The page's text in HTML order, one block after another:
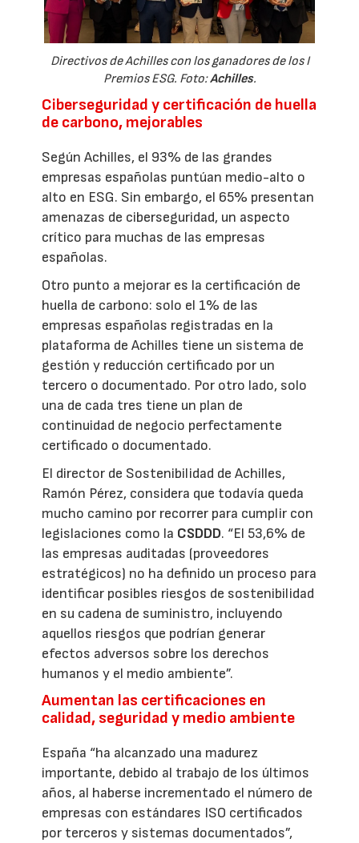
Directivos de Achilles con los ganadores de los I
Premios ESG. Foto:Achilles.
Ciberseguridad y certificación de huella
de carbono, mejorables
Según Achilles, el 93% de las grandes
empresas españolas puntúan medio-alto o
alto en ESG. Sin embargo, el 65% presentan
amenazas de ciberseguridad, un aspecto
crítico para muchas de las empresas
españolas.
Otro punto a mejorar es la certificación de
huella de carbono: solo el 1% de las
empresas españolas registradas en la
plataforma de Achilles tiene un sistema de
gestión y reducción certificado por un
tercero o documentado. Por otro lado, solo
una de cada tres tiene un plan de
continuidad de negocio perfectamente
certificado o documentado.
El director de Sostenibilidad de Achilles,
Ramón Pérez, considera que todavía queda
mucho camino por recorrer para cumplir con
legislaciones como la CSDDD. “El 53,6% de
las empresas auditadas (proveedores
estratégicos) no ha definido un proceso para
identificar posibles riesgos de sostenibilidad
en su cadena de suministro, incluyendo
aquellos riesgos que podrían generar
efectos adversos sobre los derechos
humanos y el medio ambiente”.
Aumentan las certificaciones en
calidad, seguridad y medio ambiente
España “ha alcanzado una madurez
importante, debido al trabajo de los últimos
años, al haberse incrementado el número de
empresas con estándares ISO certificados
por terceros y sistemas documentados”,